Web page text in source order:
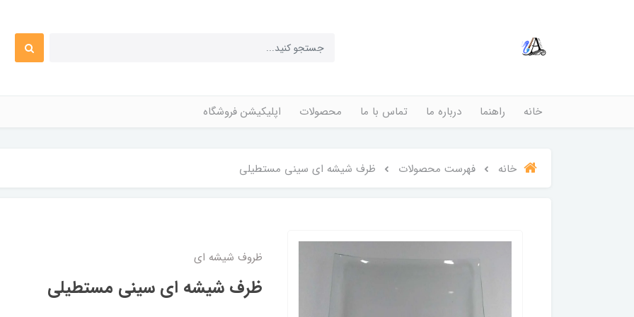
خانه راهنما درباره ما تماس با ما محصولات اپلیکیشن فروشگاه
خانه فهرست محصولات ظرف شیشه ای سینی مستطیلی
ظروف شیشه ای
ظرف شیشه ای سینی مستطیلی